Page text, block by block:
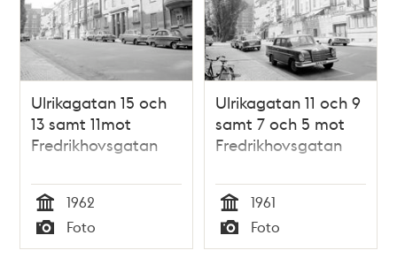
Ulrikagatan 15 och
13 samt 11mot
Fredrikhovsgatan
Tid
1962
Typ
Foto
Ulrikagatan 11 och 9
samt 7 och 5 mot
Fredrikhovsgatan
Tid
1961
Typ
Foto